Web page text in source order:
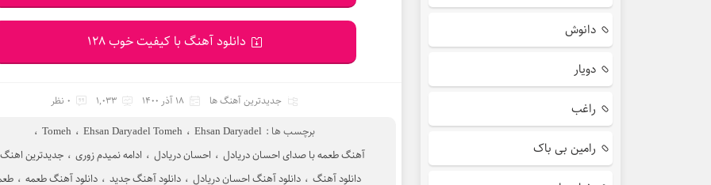
دانلود آهنگ با کیفیت خوب 128
جدیدترین آهنگ ها 18 آذر 1400 1,033 0 نظر
برچسب ها : Ehsan Daryadel ، Ehsan Daryadel Tomeh ، Tomeh ،
آهنگ طعمه با صدای احسان دریادل ، احسان دریادل ، ادامه نمیدم زوری ، جدیدترین
دانلود آهنگ ، دانلود آهنگ احسان دریادل ، دانلود آهنگ جدید ، دانلود آهنگ طعمه ،
دانوش
دویار
راغب
رامین بی باک